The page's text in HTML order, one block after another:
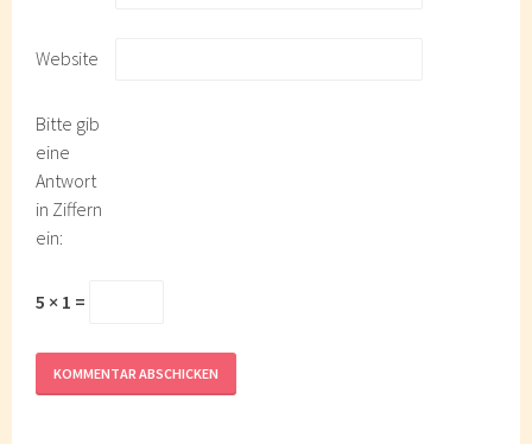
Website
Bitte gib
eine
Antwort
in Ziffern
ein:
5 × 1 =